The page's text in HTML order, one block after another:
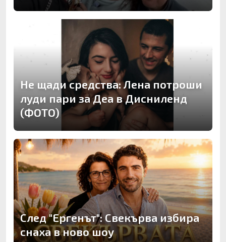
Не щади средства: Лена потроши
луди пари за Деа в Дисниленд
(ФОТО)
След "Ергенът": Свекърва избира
снаха в ново шоу